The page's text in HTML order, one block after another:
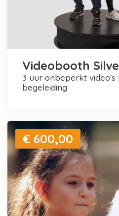
Videobooth
3 uur onbeperkt video's maken + personele
begeleiding
€ 600,00